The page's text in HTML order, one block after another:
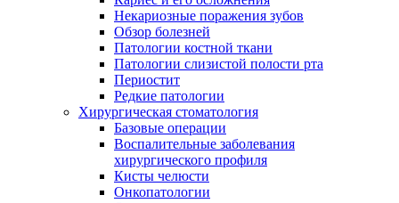
Некариозные поражения зубов
Обзор болезней
Патологии костной ткани
Патологии слизистой полости рта
Периостит
Редкие патологии
Хирургическая стоматология
Базовые операции
Воспалительные заболевания
хирургического профиля
Кисты челюсти
Онкопатологии